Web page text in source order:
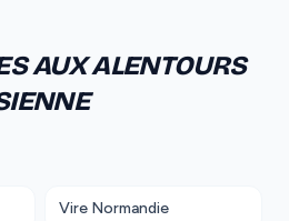
AUX ALENTOURS
Vire Normandie